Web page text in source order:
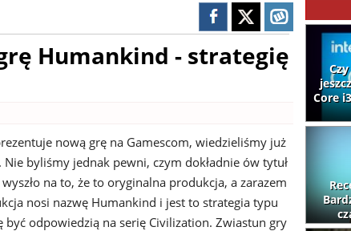
Humankind - strategię
nową grę na Gamescom, wiedzieliśmy już
Nie byliśmy jednak pewni, czym dokładnie ów tytuł
na to, że to oryginalna produkcja, a zarazem
nosi nazwę Humankind i jest to strategia typu
być odpowiedzią na serię Civilization. Zwiastun gry
Core